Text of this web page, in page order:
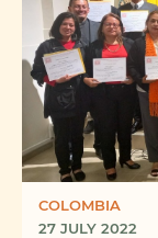
COLOMBIA
27 JULY 2022